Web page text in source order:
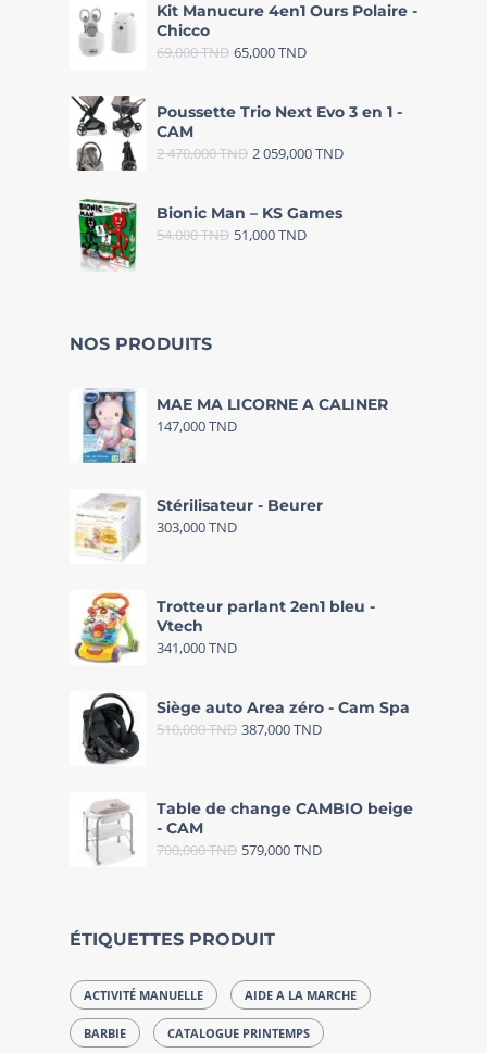
Kit Manucure 4en1 Ours Polaire -
Chicco
69,000TND 65,000TND
Poussette Trio Next Evo 3 en 1 -
CAM
2 470,000TND 2 059,000TND
Bionic Man – KS Games
54,000TND 51,000TND
NOS PRODUITS
MAE MA LICORNE A CALINER
147,000TND
Stérilisateur - Beurer
303,000TND
Trotteur parlant 2en1 bleu -
Vtech
341,000TND
Siège auto Area zéro - Cam Spa
510,000TND 387,000TND
Table de change CAMBIO beige
- CAM
700,000TND 579,000TND
ÉTIQUETTES PRODUIT
ACTIVITÉ MANUELLE AIDE A LA MARCHE
BARBIE CATALOGUE PRINTEMPS